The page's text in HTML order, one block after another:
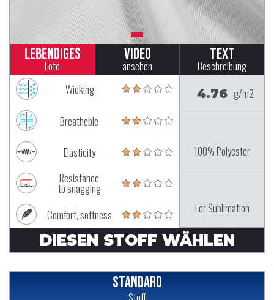
Lebendiges
Foto
Video
ansehen
Text
Beschreibung
Wicking
Breatheble
Elasticity
Resistance
to snagging
Comfort, softness
4.76 g/m2
100% Polyester
For Sublimation
DIESEN STOFF WÄHLEN
Standard